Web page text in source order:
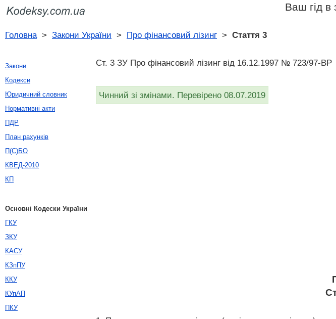
Ваш гід в
Головна> Закони України > Про фінансовий лізинг > Стаття 3
Ст. 3 ЗУ Про фінансовий лізинг вiд 16.12.1997 № 723/97-ВР
Чинний зі змінами. Перевірено 08.07.2019
Закони
Кодекси
Юридичний словник
Нормативні акти
ПДР
План рахунків
П(С)БО
КВЕД-2010
КП
Основні Кодески України
ГКУ
ЗКУ
КАСУ
КЗпПУ
ККУ
КУпАП
ПКУ